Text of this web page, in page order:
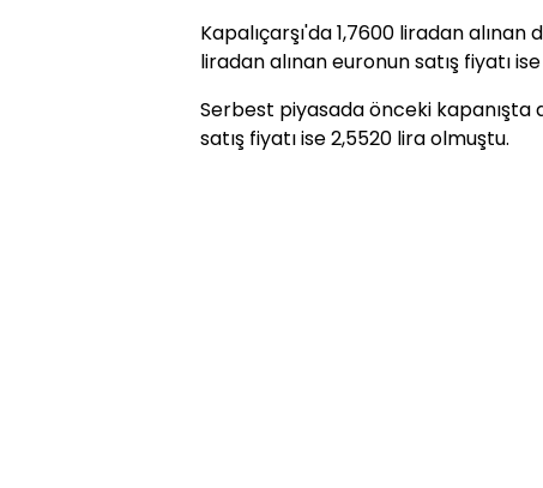
Kapalıçarşı'da 1,7600 liradan alınan
liradan alınan euronun satış fiyatı
Serbest piyasada önceki kapanışta
satış fiyatı ise 2,5520 lira olmuştu.